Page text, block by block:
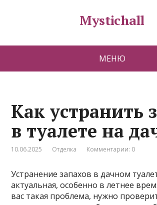
Mystichall
МЕНЮ
Как устранить
в туалете на
10.06.2025 Отделка Комментарии: 0
Устранение запахов в дачном
актуальная, особенно в летнее
вас такая проблема, нужно